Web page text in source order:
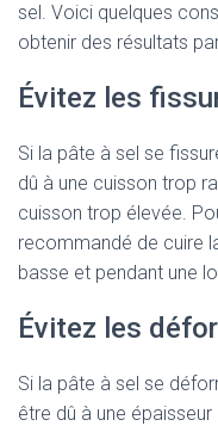
sel. Voici quelques
obtenir des résultats
Évitez les
Si la pâte à sel se
dû à une cuisson trop
cuisson trop élevée.
recommandé de cuire
basse et pendant une
Évitez les
Si la pâte à sel se
être dû à une